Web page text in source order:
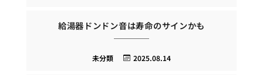
給湯器ドンドン音は寿命のサインかも
2025.08.14
未分類